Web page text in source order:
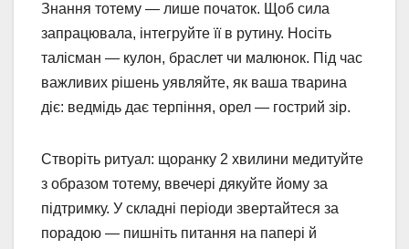
Знання тотему — лише початок. Щоб сила
запрацювала, інтегруйте її в рутину. Носіть
талісман — кулон, браслет чи малюнок. Під час
важливих рішень уявляйте, як ваша тварина
діє: ведмідь дає терпіння, орел — гострий зір.
Створіть ритуал: щоранку 2 хвилини медитуйте
з образом тотему, ввечері дякуйте йому за
підтримку. У складні періоди звертайтеся за
порадою — пишніть питання на папері й